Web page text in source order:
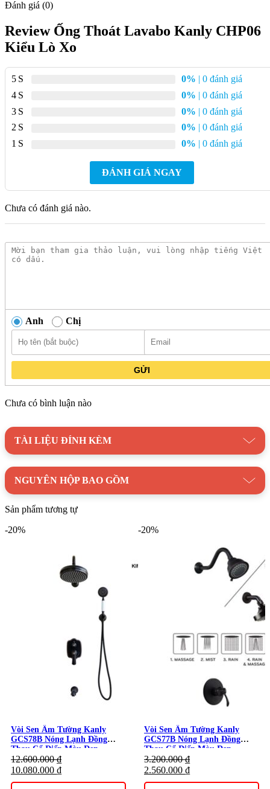
Đánh giá (0)
Review Ống Thoát Lavabo Kanly CHP06
Kiểu Lò Xo
5 0% | 0 đánh giá
4
0% | 0 đánh giá
3
0% | 0 đánh giá
2
0% | 0 đánh giá
1
0% | 0 đánh giá
ĐÁNH GIÁ NGAY
Chưa có đánh giá nào.
Anh Chị
GỬI
Chưa có bình luận nào
TÀI LIỆU ĐÍNH KÈM
NGUYÊN HỘP BAO GỒM
Sản phẩm tương tự
-20%
Vòi Sen Âm Tường Kanly
GCS78B Nóng Lạnh Đồng
Thau Cổ Điển Màu Đen
12.600.000₫
10.080.000 ₫
-20%
Vòi Sen Âm Tường Kanly
GCS77B Nóng Lạnh Đồng
Thau Cổ Điển Màu Đen
3.200.000₫
2.560.000 ₫